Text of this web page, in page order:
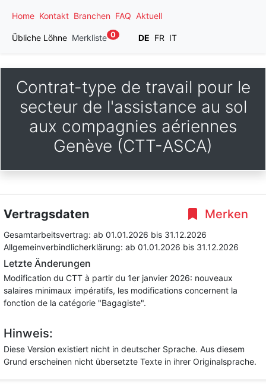
Home Kontakt Branchen FAQ Aktuell
Übliche Löhne Merkliste 0 DE FR IT
Contrat-type de travail pour le
secteur de l'assistance au sol
aux compagnies aériennes
Genève (CTT-ASCA)
Merken
Vertragsdaten
Gesamtarbeitsvertrag: ab 01.01.2026 bis 31.12.2026
Allgemeinverbindlicherklärung: ab 01.01.2026 bis 31.12.2026
Letzte Änderungen
Modification du CTT à partir du 1er janvier 2026: nouveaux
salaires minimaux impératifs, les modifications concernent la
fonction de la catégorie "Bagagiste".
Hinweis:
Diese Version existiert nicht in deutscher Sprache. Aus diesem
Grund erscheinen nicht übersetzte Texte in ihrer Originalsprache.